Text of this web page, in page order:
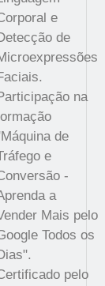
e
de
na
de
e
-
a
Mais pelo
Todos os
pelo